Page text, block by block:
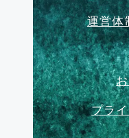
運営体
プラ